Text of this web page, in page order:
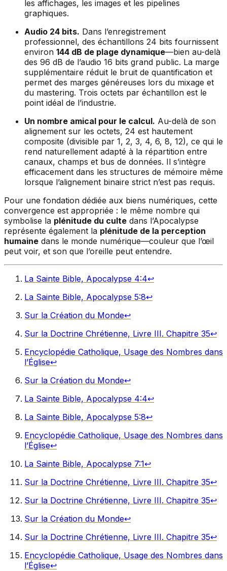
les affichages, les images et les pipelines
graphiques.
Audio 24 bits. Dans l’enregistrement
professionnel, des échantillons 24 bits fournissent
environ 144 dB de plage dynamique—bien au-delà
des 96 dB de l’audio 16 bits grand public. La marge
supplémentaire réduit le bruit de quantification et
permet des marges généreuses lors du mixage et
du mastering. Trois octets par échantillon est le
point idéal de l’industrie.
Un nombre amical pour le calcul. Au-delà de son
alignement sur les octets, 24 est hautement
composite (divisible par 1, 2, 3, 4, 6, 8, 12), ce qui le
rend naturellement adapté à la répartition entre
canaux, champs et bus de données. Il s’intègre
efficacement dans les structures de mémoire même
lorsque l’alignement binaire strict n’est pas requis.
Pour une fondation dédiée aux biens numériques, cette
convergence est appropriée : le même nombre qui
symbolise la plénitude du culte dans l’Apocalypse
représente également la plénitude de la perception
humaine dans le monde numérique—couleur que l’œil
peut voir, et son que l’oreille peut entendre.
La Sainte Bible, Apocalypse 4:4↩︎
La Sainte Bible, Apocalypse 5:8↩︎
Sur la Création du Monde↩︎
Sur la Doctrine Chrétienne, Livre III. Chapitre 35↩︎
Encyclopédie Catholique, Usage des Nombres dans
l’Église↩︎
Sur la Création du Monde↩︎
La Sainte Bible, Apocalypse 4:4↩︎
La Sainte Bible, Apocalypse 5:8↩︎
Encyclopédie Catholique, Usage des Nombres dans
l’Église↩︎
La Sainte Bible, Apocalypse 7:1↩︎
Sur la Doctrine Chrétienne, Livre III. Chapitre 35↩︎
Sur la Doctrine Chrétienne, Livre III. Chapitre 35↩︎
Sur la Création du Monde↩︎
Sur la Doctrine Chrétienne, Livre III. Chapitre 35↩︎
Encyclopédie Catholique, Usage des Nombres dans
l’Église↩︎